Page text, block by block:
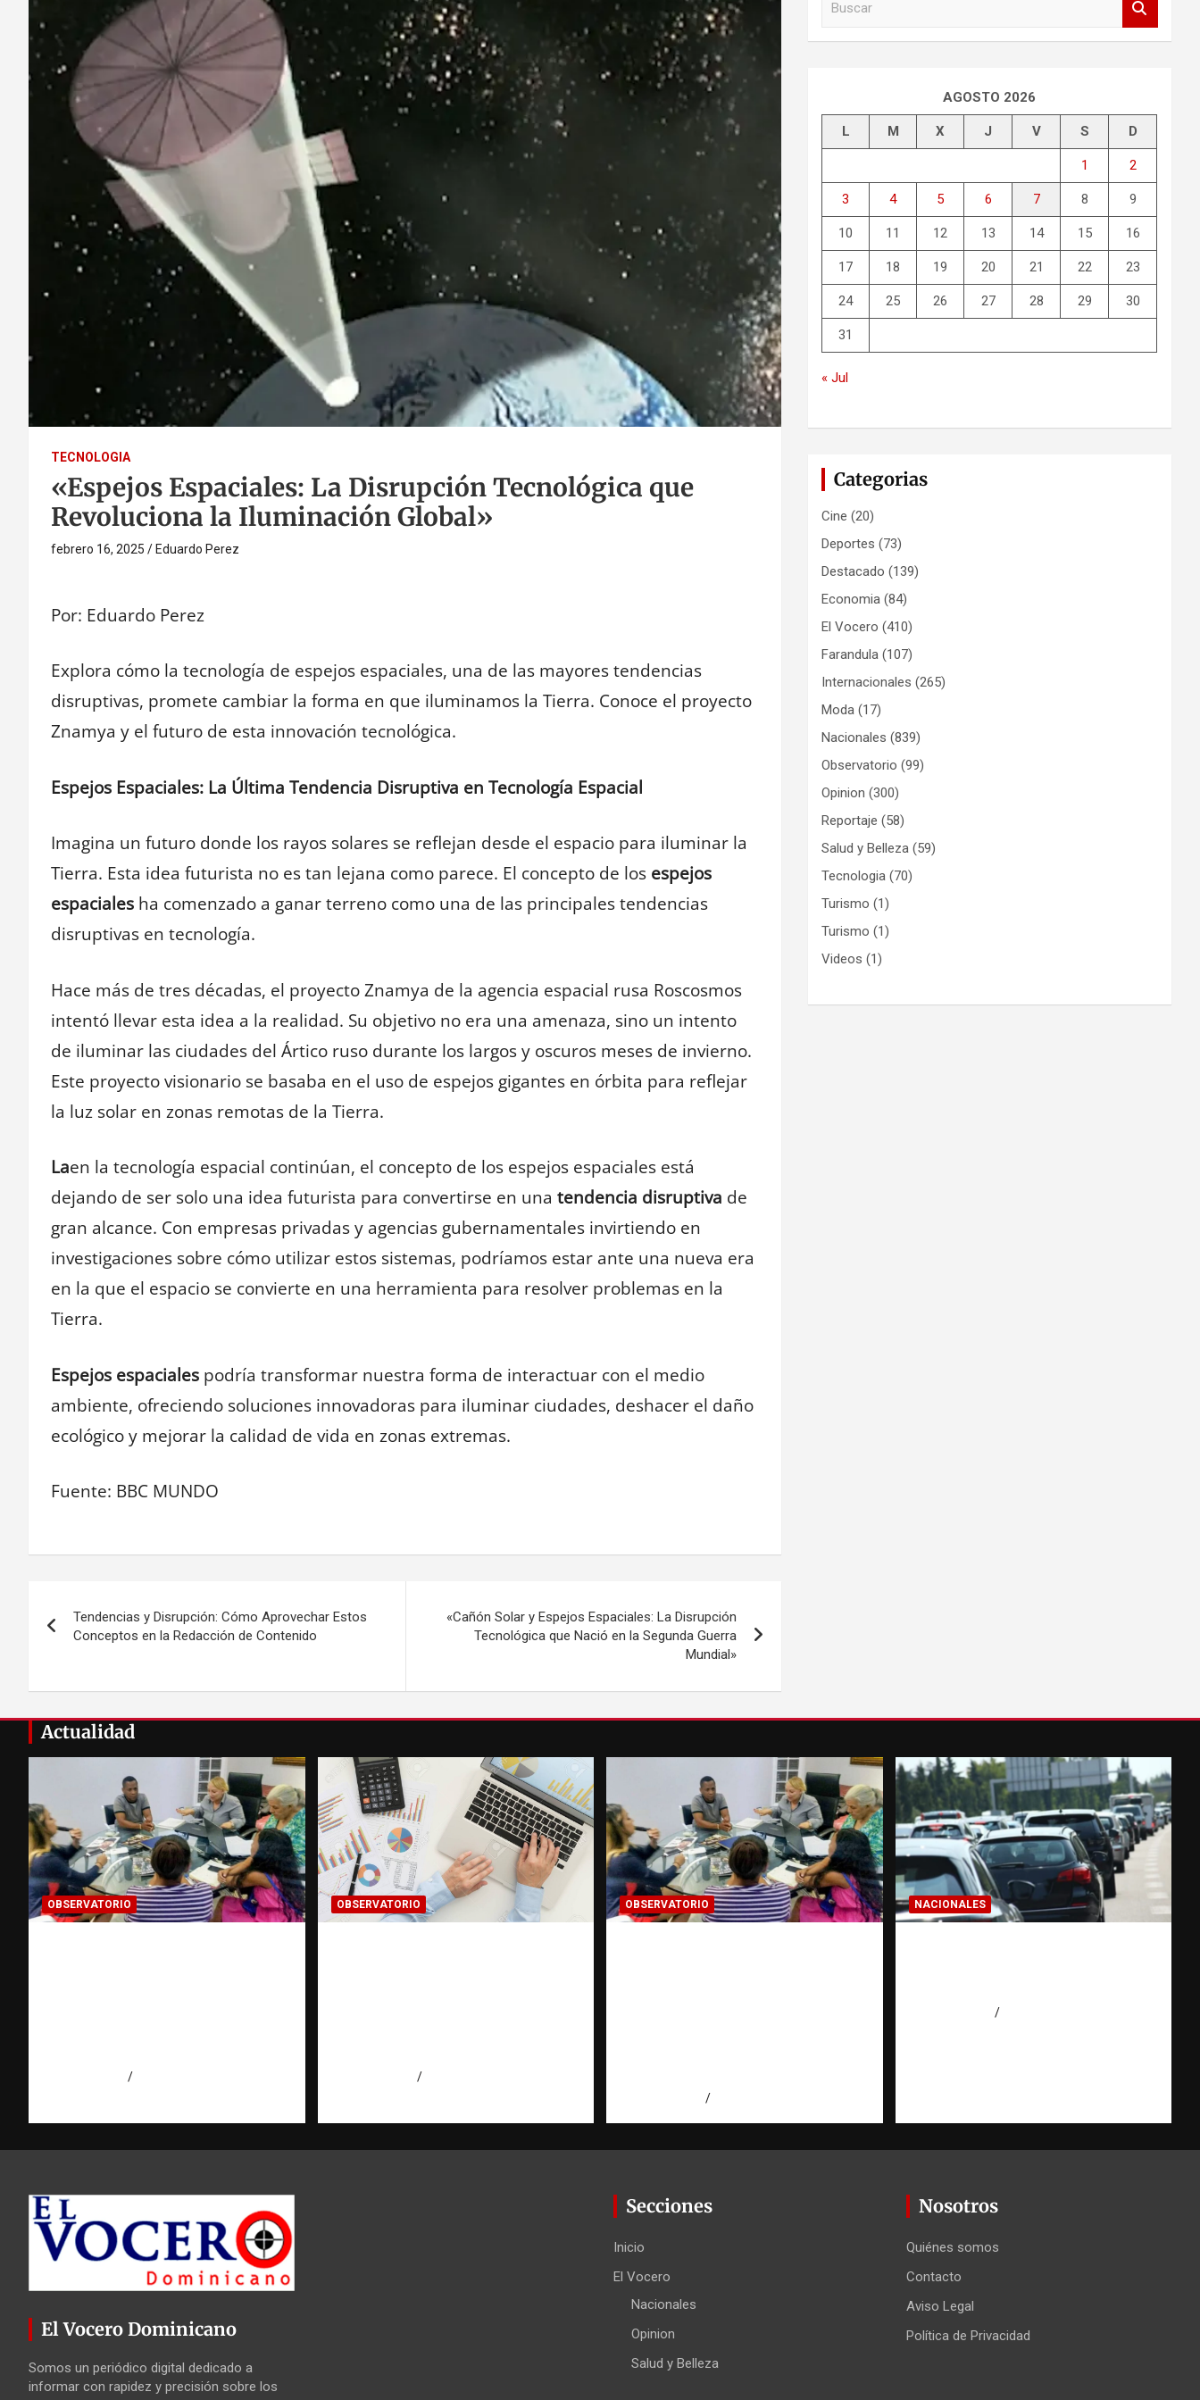
TECNOLOGIA
«Espejos Espaciales: La Disrupción Tecnológica que
Revoluciona la Iluminación Global»
febrero 16, 2025 Eduardo Perez
Por: Eduardo Perez
Explora cómo la tecnología de espejos espaciales, una de las mayores tendencias
disruptivas, promete cambiar la forma en que iluminamos la Tierra. Conoce el proyecto
Znamya y el futuro de esta innovación tecnológica.
Espejos Espaciales: La Última Tendencia Disruptiva en Tecnología Espacial
Imagina un futuro donde los rayos solares se reflejan desde el espacio para iluminar la
Tierra. Esta idea futurista no es tan lejana como parece. El concepto de los espejos
espaciales ha comenzado a ganar terreno como una de las principales tendencias
disruptivas en tecnología.
Hace más de tres décadas, el proyecto Znamya de la agencia espacial rusa Roscosmos
intentó llevar esta idea a la realidad. Su objetivo no era una amenaza, sino un intento
de iluminar las ciudades del Ártico ruso durante los largos y oscuros meses de invierno.
Este proyecto visionario se basaba en el uso de espejos gigantes en órbita para reflejar
la luz solar en zonas remotas de la Tierra.
Laen la tecnología espacial continúan, el concepto de los espejos espaciales está
dejando de ser solo una idea futurista para convertirse en una tendencia disruptiva de
gran alcance. Con empresas privadas y agencias gubernamentales invirtiendo en
investigaciones sobre cómo utilizar estos sistemas, podríamos estar ante una nueva era
en la que el espacio se convierte en una herramienta para resolver problemas en la
Tierra.
Espejos espaciales podría transformar nuestra forma de interactuar con el medio
ambiente, ofreciendo soluciones innovadoras para iluminar ciudades, deshacer el daño
ecológico y mejorar la calidad de vida en zonas extremas.
Fuente: BBC MUNDO
de
Tendencias y Disrupción: Cómo Aprovechar Estos
Conceptos en la Redacción de Contenido
«Cañón Solar y Espejos Espaciales: La Disrupción
Tecnológica que Nació en la Segunda Guerra
Mundial»
AGOSTO 2026
L M X J V S D
1 2
3 4 5 6 7 8 9
10 11 12 13 14 15 16
17 18 19 20 21 22 23
24 25 26 27 28 29 30
31
« Jul
Categorias
Cine (20)
Deportes (73)
Destacado (139)
Economia (84)
El Vocero (410)
Farandula (107)
Internacionales (265)
Moda (17)
Nacionales (839)
Observatorio (99)
Opinion (300)
Reportaje (58)
Salud y Belleza (59)
Tecnologia (70)
Turismo (1)
Turismo (1)
Videos (1)
Actualidad
OBSERVATORIO OBSERVATORIO OBSERVATORIO NACIONALES
El Vocero Dominicano
Somos un periódico digital dedicado a
informar con rapidez y precisión sobre los
Secciones
Inicio
El Vocero
Nacionales
Opinion
Salud y Belleza
Nosotros
Quiénes somos
Contacto
Aviso Legal
Política de Privacidad